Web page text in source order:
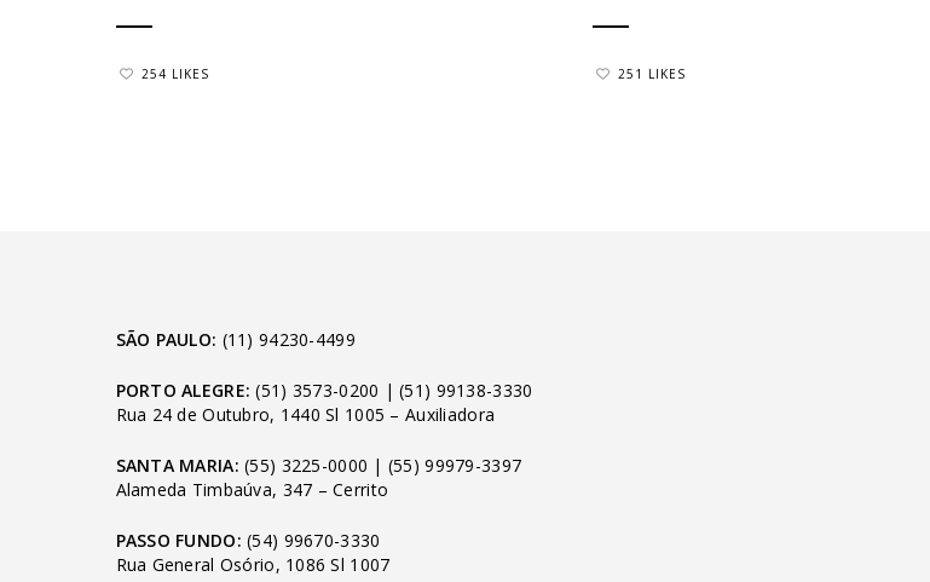
254 LIKES 251 LIKES
SÃO PAULO: (11) 94230-4499
PORTO ALEGRE: (51) 3573-0200 |(51) 99138-3330
Rua 24 de Outubro, 1440 Sl 1005 – Auxiliadora
SANTA MARIA: (55) 3225-0000 | (55) 99979-3397
Alameda Timbaúva, 347 – Cerrito
PASSO FUNDO: (54) 99670-3330
Rua General Osório, 1086 Sl 1007